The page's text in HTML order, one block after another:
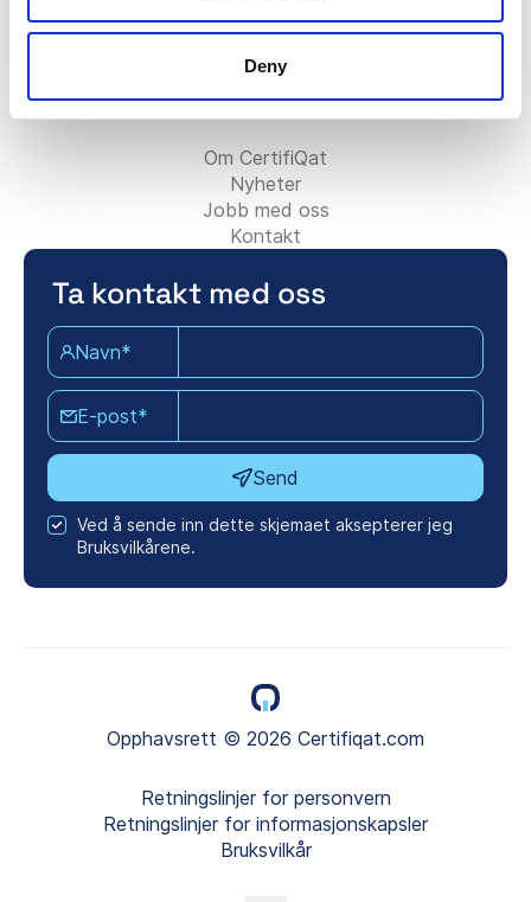
Deny
Bli rådgivningspartner
Legg til ditt konsulentfirma
Kontakt partnerteamet
Om Certifiqat:
Om CertifiQat
Nyheter
Jobb med oss
Kontakt
Ta kontakt med oss
Navn*
E-post*
Send
Ved å sende inn dette skjemaet aksepterer jeg
Bruksvilkårene.
Opphavsrett © 2026 Certifiqat.com
Retningslinjer for personvern
Retningslinjer for informasjonskapsler
Bruksvilkår